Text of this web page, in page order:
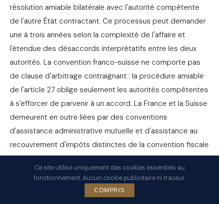
résolution amiable bilatérale avec l'autorité compétente
de l'autre État contractant. Ce processus peut demander
une à trois années selon la complexité de l'affaire et
l'étendue des désaccords interprétatifs entre les deux
autorités. La convention franco-suisse ne comporte pas
de clause d'arbitrage contraignant : la procédure amiable
de l'article 27 oblige seulement les autorités compétentes
à s'efforcer de parvenir à un accord. La France et la Suisse
demeurent en outre liées par des conventions
d'assistance administrative mutuelle et d'assistance au
recouvrement d'impôts distinctes de la convention fiscale
proprement dite, ces instruments permitant un échange
de renseignements bancaires et patrimoniaux entre
autorités fiscales et un mécanisme de recouvrement
coordonné des impôts contestés.
Ce site utilise uniquement des cookies essentiels au
fonctionnement. Aucun cookie publicitaire ni traceur.
COMPRIS